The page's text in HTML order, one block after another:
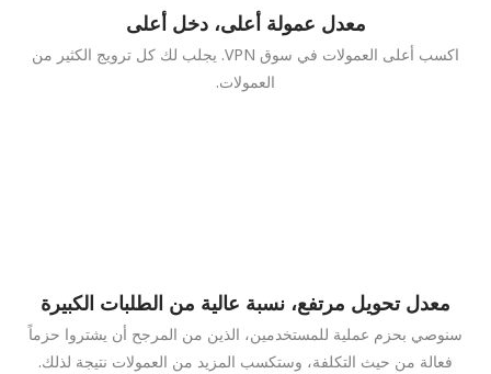
معدل عمولة أعلى، دخل أعلى
اكسب أعلى العمولات في سوق VPN. يجلب لك كل ترويج الكثير من
العمولات.
معدل تحويل مرتفع، نسبة عالية من الطلبات الكبيرة
سنوصي بحزم عملية للمستخدمين، الذين من المرجح أن يشتروا حزماً
فعالة من حيث التكلفة، وستكسب المزيد من العمولات نتيجة لذلك.